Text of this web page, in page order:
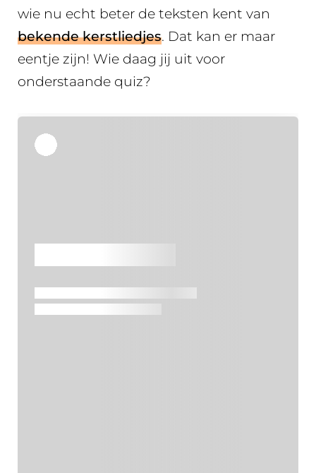
wie nu echt beter de teksten kent van
bekende kerstliedjes. Dat kan er maar
eentje zijn! Wie daag jij uit voor
onderstaande quiz?